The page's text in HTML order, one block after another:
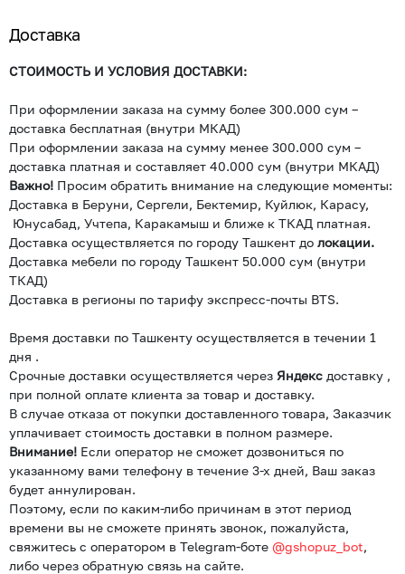
Доставка
СТОИМОСТЬ И УСЛОВИЯ ДОСТАВКИ:
При оформлении заказа на сумму более 300.000 сум –
доставка бесплатная (внутри МКАД)
При оформлении заказа на сумму менее 300.000 сум –
доставка платная и составляет 40.000 сум (внутри МКАД)
Важно! Просим обратить внимание на следующие моменты:
Доставка в Беруни, Сергели, Бектемир, Куйлюк, Карасу,
Юнусабад, Учтепа, Каракамыш и ближе к ТКАД платная.
Доставка осуществляется по городу Ташкент до локации.
Доставка мебели по городу Ташкент 50.000 сум (внутри
ТКАД)
Доставка в регионы по тарифу экспресс-почты BTS.
Время доставки по Ташкенту осуществляется в течении 1
дня .
Срочные доставки осуществляется через Яндекс доставку ,
при полной оплате клиента за товар и доставку.
В случае отказа от покупки доставленного товара, Заказчик
уплачивает стоимость доставки в полном размере.
Внимание! Если оператор не сможет дозвониться по
указанному вами телефону в течение 3-х дней, Ваш заказ
будет аннулирован.
Поэтому, если по каким-либо причинам в этот период
времени вы не сможете принять звонок, пожалуйста,
свяжитесь с оператором в Telegram-боте @gshopuz_bot,
либо через обратную связь на сайте.